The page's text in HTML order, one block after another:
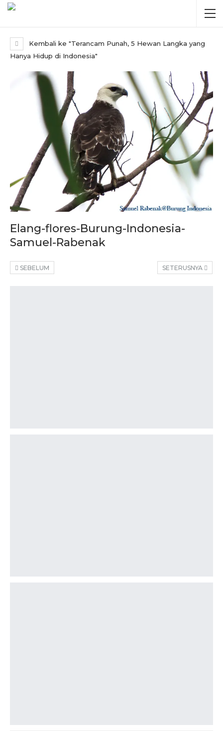
Kembali ke "Terancam Punah, 5 Hewan Langka yang
Hanya Hidup di Indonesia"
Elang-flores-Burung-Indonesia-
Samuel-Rabenak
SETERUSNYA
SEBELUM